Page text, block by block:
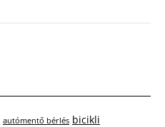
autómentő bérlés bicikli